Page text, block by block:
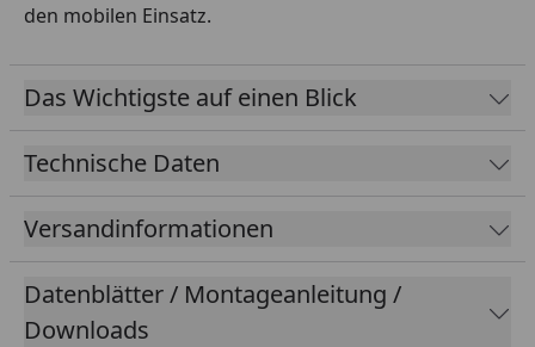
den mobilen Einsatz.
Das Wichtigste auf einen Blick
Technische Daten
Versandinformationen
Datenblätter / Montageanleitung /
Downloads